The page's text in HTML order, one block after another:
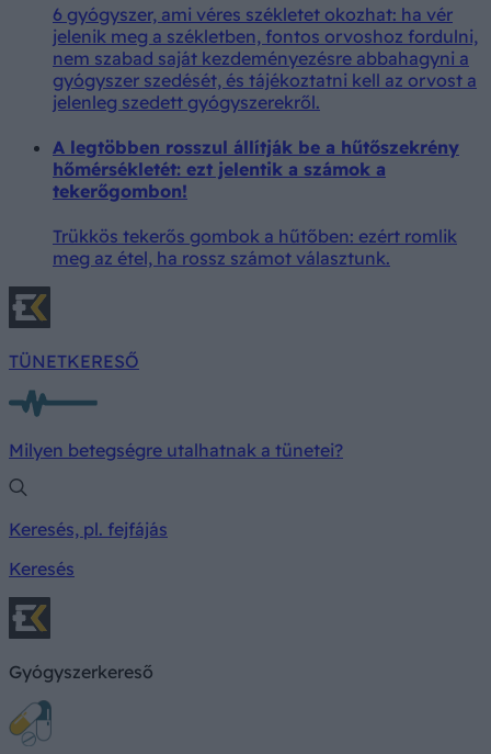
6 gyógyszer, ami véres székletet okozhat: ha vér
jelenik meg a székletben, fontos orvoshoz fordulni,
nem szabad saját kezdeményezésre abbahagyni a
gyógyszer szedését, és tájékoztatni kell az orvost a
jelenleg szedett gyógyszerekről.
A legtöbben rosszul állítják be a hűtőszekrény
hőmérsékletét: ezt jelentik a számok a
tekerőgombon!
Trükkös tekerős gombok a hűtőben: ezért romlik
meg az étel, ha rossz számot választunk.
TÜNETKERESŐ
Milyen betegségre utalhatnak a tünetei?
Keresés, pl. fejfájás
Keresés
Gyógyszerkereső